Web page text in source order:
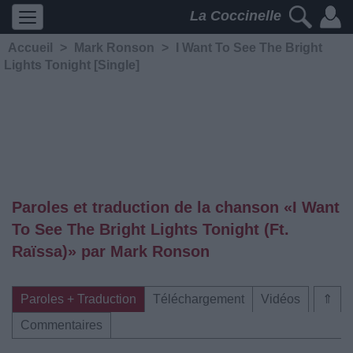
La Coccinelle
Accueil > Mark Ronson >
I Want To See The Bright
Lights Tonight [Single]
Paroles et traduction de la chanson «I Want
To See The Bright Lights Tonight (Ft.
Raïssa)» par Mark Ronson
⇑
Paroles + Traduction Téléchargement
Vidéos
Commentaires